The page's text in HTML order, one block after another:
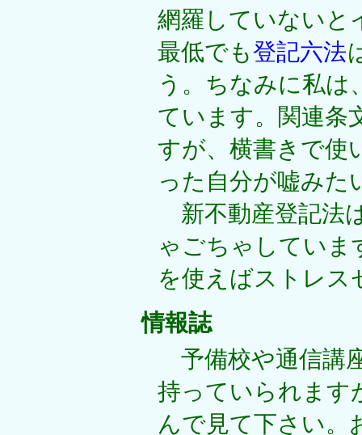
網羅していないと
最低でも登記六法
う。ちなみに私は
ています。関連条
すが、横書きで使
った自分が嘘みた
新不動産登記法
ゃごちゃしていま
を使えばストレス
情報誌
予備校や通信講
持っていられます
んで見て下さい。